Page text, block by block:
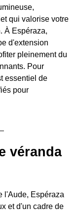
qui valorise votre
À Espéraza,
d'extension
pleinement du
Pour
essentiel de
pour
véranda
l'Aude, Espéraza
et d'un cadre de